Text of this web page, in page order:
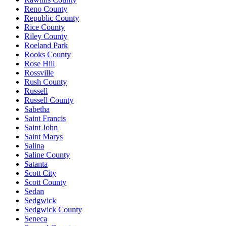
Reno County
Republic County
Rice County
Riley County
Roeland Park
Rooks County
Rose Hill
Rossville
Rush County
Russell
Russell County
Sabetha
Saint Francis
Saint John
Saint Marys
Salina
Saline County
Satanta
Scott City
Scott County
Sedan
Sedgwick
Sedgwick County
Seneca